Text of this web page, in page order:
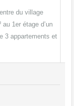
du village
1er étage d’un
3 appartements et